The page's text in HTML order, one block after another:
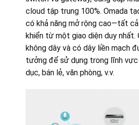
cloud tập trung 100%. Omada
có khả năng mở rộng cao—tất
khiển từ một giao diện duy nhất.
không dây và có dây liền mạch
tưởng để sử dụng trong lĩnh vực
dục, bán lẻ, văn phòng, v.v.